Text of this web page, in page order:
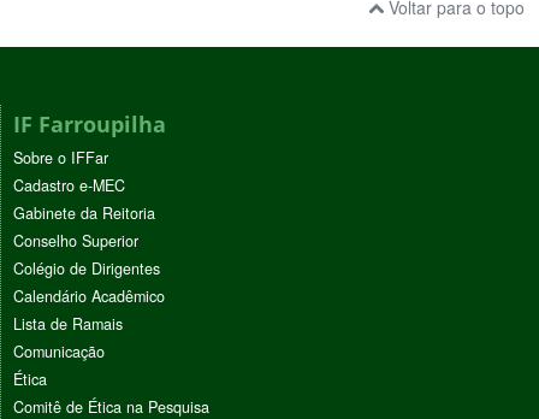
Voltar para o topo
IF Farroupilha
Sobre o IFFar
Cadastro e-MEC
Gabinete da Reitoria
Conselho Superior
Colégio de Dirigentes
Calendário Acadêmico
Lista de Ramais
Comunicação
Ética
Comitê de Ética na Pesquisa